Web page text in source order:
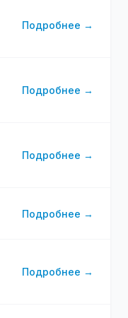
Подробнее →
Подробнее →
Подробнее →
Подробнее →
Подробнее →